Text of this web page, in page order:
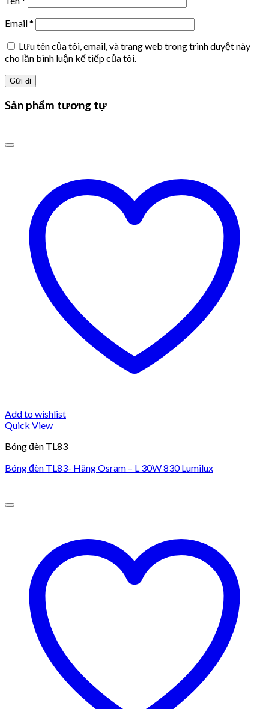
Email*
Lưu tên của tôi, email, và trang web trong trình duyệt này
cho lần bình luận kế tiếp của tôi.
Sản phẩm tương tự
Add to wishlist
Quick View
Bóng đèn TL83
Bóng đèn TL83- Hãng Osram – L 30W 830 Lumilux